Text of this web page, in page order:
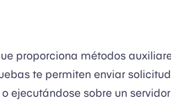
proporciona métodos
te permiten enviar
sobre un servidor